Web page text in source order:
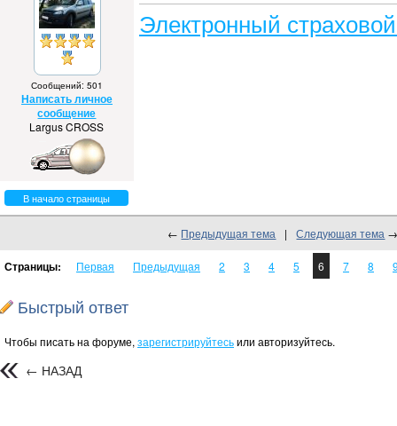
Сообщений: 501
Написать личное
сообщение
Largus CROSS
Электронный
В начало страницы
← Предыдущая тема | Следующая тема
Страницы: Первая Предыдущая 2 3 4 5 6 7 8
Быстрый ответ
Чтобы писать на форуме, зарегистрируйтесьили авторизуйтесь.
← НАЗАД